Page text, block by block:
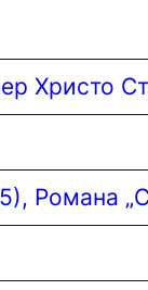
Христо
Романа